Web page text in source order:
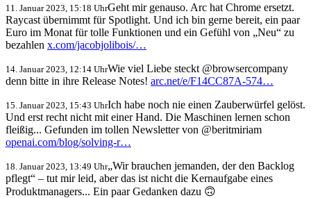
11. Januar 2023, 15:18 UhrGeht mir genauso. Arc hat Chrome ersetzt.
Raycast übernimmt für Spotlight. Und ich bin gerne bereit, ein paar
Euro im Monat für tolle Funktionen und ein Gefühl von „Neu“ zu
bezahlen x.com/jacobjolibois/…
14. Januar 2023, 12:14 UhrWie viel Liebe steckt @browsercompany
denn bitte in ihre Release Notes! arc.net/e/F14CC87A-574…
15. Januar 2023, 15:43 UhrIch habe noch nie einen Zauberwürfel gelöst.
Und erst recht nicht mit einer Hand. Die Maschinen lernen schon
fleißig... Gefunden im tollen Newsletter von @beritmiriam
openai.com/blog/solving-r…
18. Januar 2023, 13:49 Uhr„Wir brauchen jemanden, der den Backlog
pflegt“ – tut mir leid, aber das ist nicht die Kernaufgabe eines
Produktmanagers... Ein paar Gedanken dazu 🙃